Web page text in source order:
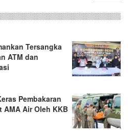
Tersangka
ATM dan
Pembakaran
Air Oleh KKB